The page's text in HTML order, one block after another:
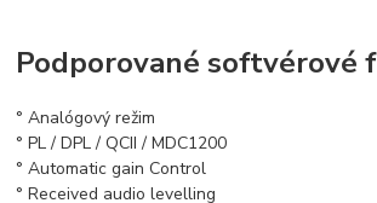
Podporované softvérové
° Analógový režim
° PL / DPL / QCII / MDC1200
° Automatic gain Control
° Received audio levelling